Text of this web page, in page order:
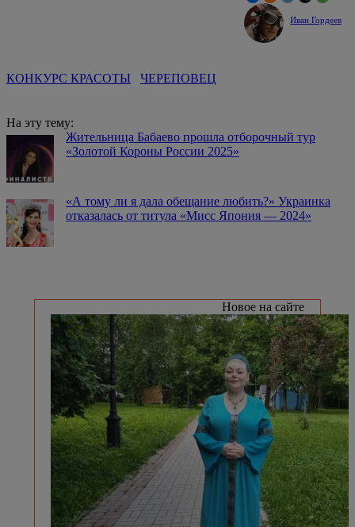
Иван Гордеев
КОНКУРС КРАСОТЫ ЧЕРЕПОВЕЦ
На эту тему:
Жительница Бабаево прошла отборочный тур
«Золотой Короны России 2025»
«А тому ли я дала обещание любить?» Украинка
отказалась от титула «Мисс Япония — 2024»
Новое на сайте